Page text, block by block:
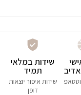
שידות במלאי
תמיד
שידות איפור יוצאות
דופן